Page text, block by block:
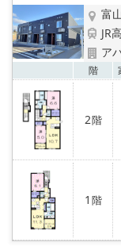
富
JR
ア
階
2階
1 階